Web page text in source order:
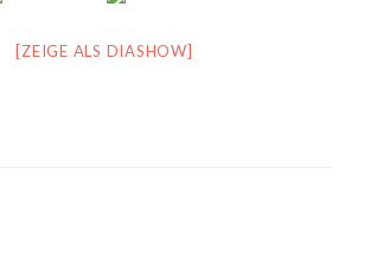
[ZEIGE ALS DIASHOW]